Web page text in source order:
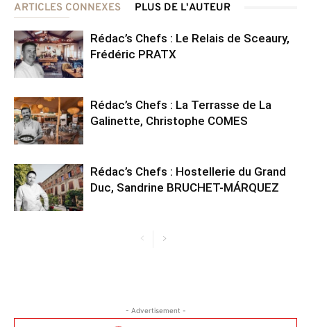
ARTICLES CONNEXES PLUS DE L'AUTEUR
Rédac’s Chefs : Le Relais de Sceaury,
Frédéric PRATX
Rédac’s Chefs : La Terrasse de La
Galinette, Christophe COMES
Rédac’s Chefs : Hostellerie du Grand
Duc, Sandrine BRUCHET-MÁRQUEZ
- Advertisement -